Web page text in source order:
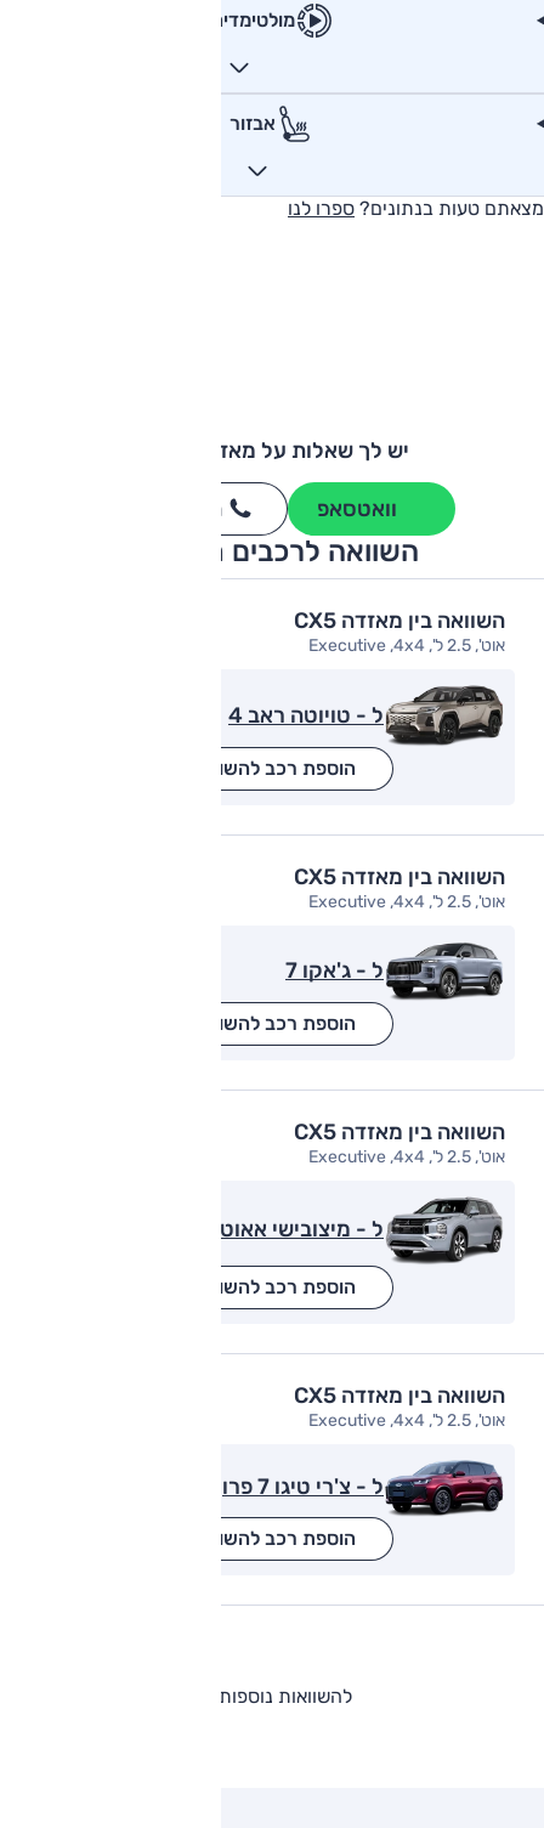
מולטימדיה
אבזור
מצאתם טעות בנתונים? ספרו לנו
יש לך שאלות על מאזדה CX5?
וואטסאפ חייגו
השוואה לרכבים מתחרים
השוואה בין מאזדה CX5
אוט', 2.5 ל', Executive ,4x4
ל - טויוטה ראב 4
הוספת רכב להשוואה
השוואה בין מאזדה CX5
אוט', 2.5 ל', Executive ,4x4
ל - ג'אקו 7
הוספת רכב להשוואה
השוואה בין מאזדה CX5
אוט', 2.5 ל', Executive ,4x4
ל - מיצובישי אאוטלנדר
הוספת רכב להשוואה
השוואה בין מאזדה CX5
אוט', 2.5 ל', Executive ,4x4
ל - צ'רי טיגו 7 פרו
הוספת רכב להשוואה
להשוואות נוספות